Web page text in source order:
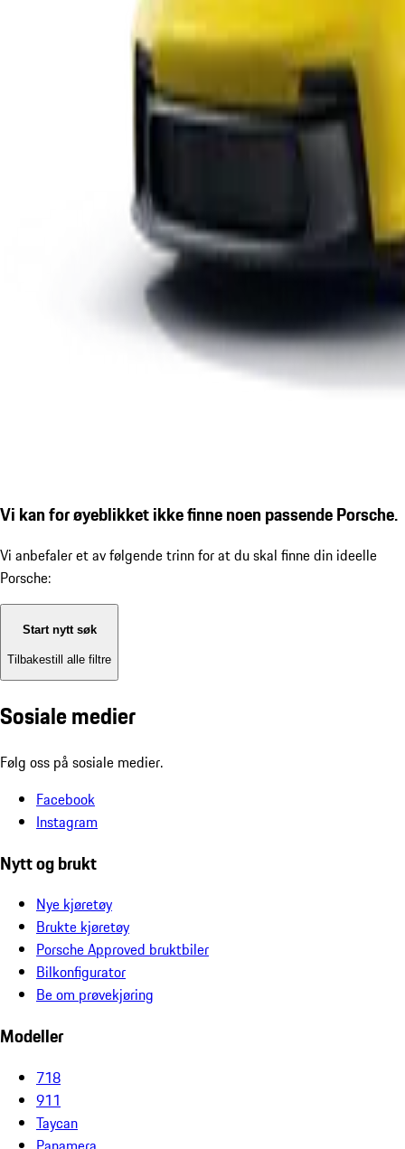
Vi kan for øyeblikket ikke finne noen passende Porsche.
Vi anbefaler et av følgende trinn for at du skal finne din ideelle
Porsche:
Start nytt søk
Tilbakestill alle filtre
Sosiale medier
Følg oss på sosiale medier.
Facebook
Instagram
Nytt og brukt
Nye kjøretøy
Brukte kjøretøy
Porsche Approved bruktbiler
Bilkonfigurator
Be om prøvekjøring
Modeller
718
911
Taycan